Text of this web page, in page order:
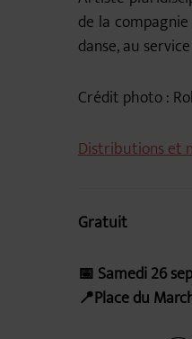
de la
danse, au
Crédit photo :
Distributions et
Gratuit
📅 Samedi 26
📍Place du